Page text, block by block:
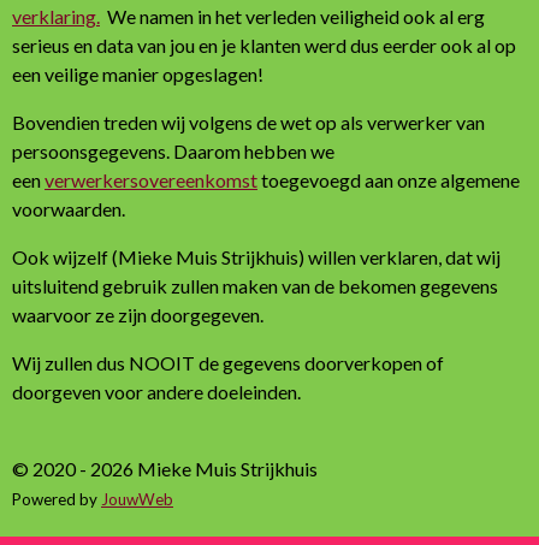
verklaring. We namen in het verleden veiligheid ook al erg
serieus en data van jou en je klanten werd dus eerder ook al op
een veilige manier opgeslagen!
Bovendien treden wij volgens de wet op als verwerker van
persoonsgegevens. Daarom hebben we
eenverwerkersovereenkomsttoegevoegd aan onze algemene
voorwaarden.
Ook wijzelf (Mieke Muis Strijkhuis) willen verklaren, dat wij
uitsluitend gebruik zullen maken van de bekomen gegevens
waarvoor ze zijn doorgegeven.
Wij zullen dus NOOIT de gegevens doorverkopen of
doorgeven voor andere doeleinden.
© 2020 - 2026 Mieke Muis Strijkhuis
Powered by JouwWeb